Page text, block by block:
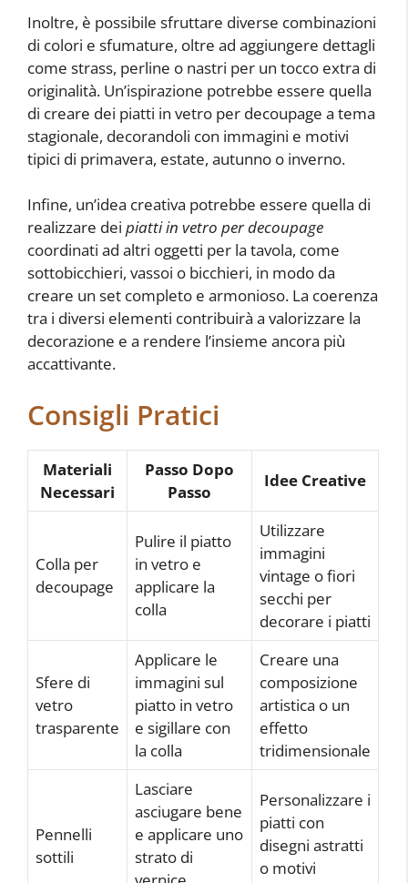
Inoltre, è possibile sfruttare diverse combinazioni
di colori e sfumature, oltre ad aggiungere dettagli
come strass, perline o nastri per un tocco extra di
originalità. Un’ispirazione potrebbe essere quella
di creare dei piatti in vetro per decoupage a tema
stagionale, decorandoli con immagini e motivi
tipici di primavera, estate, autunno o inverno.
Infine, un’idea creativa potrebbe essere quella di
realizzare dei piatti in vetro per decoupage
coordinati ad altri oggetti per la tavola, come
sottobicchieri, vassoi o bicchieri, in modo da
creare un set completo e armonioso. La coerenza
tra i diversi elementi contribuirà a valorizzare la
decorazione e a rendere l’insieme ancora più
accattivante.
Consigli Pratici
Materiali
Necessari
Passo Dopo
Passo
Idee Creative
Colla per
decoupage
Pulire il piatto
in vetro e
applicare la
colla
Utilizzare
immagini
vintage o fiori
secchi per
decorare i piatti
Sfere di
vetro
trasparente
Applicare le
immagini sul
piatto in vetro
e sigillare con
la colla
Creare una
composizione
artistica o un
effetto
tridimensionale
Pennelli
sottili
Lasciare
asciugare bene
e applicare uno
strato di
Personalizzare i
piatti con
disegni astratti
o motivi